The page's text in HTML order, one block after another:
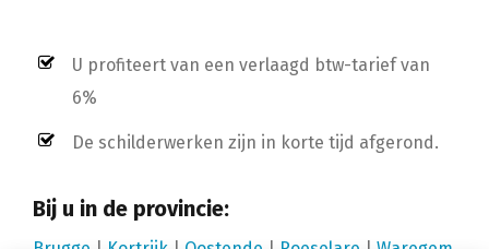
U profiteert van een verlaagd btw-tarief van
6%
De schilderwerken zijn in korte tijd afgerond.
Bij u in de provincie: